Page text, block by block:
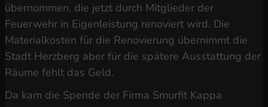
übernommen, die jetzt durch Mitglieder der
Feuerwehr in Eigenleistung renoviert wird. Die
Materialkosten für die Renovierung übernimmt die
Stadt Herzberg aber für die spätere Ausstattung der
Räume fehlt das Geld.
Da kam die Spende der Firma Smurfit Kappa